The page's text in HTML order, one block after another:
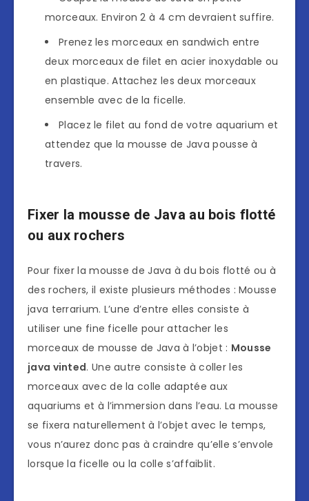
morceaux. Environ 2 à 4 cm devraient suffire.
Prenez les morceaux en sandwich entre
deux morceaux de filet en acier inoxydable ou
en plastique. Attachez les deux morceaux
ensemble avec de la ficelle.
Placez le filet au fond de votre aquarium et
attendez que la mousse de Java pousse à
travers.
Fixer la mousse de Java au bois flotté
ou aux rochers
Pour fixer la mousse de Java à du bois flotté ou à
des rochers, il existe plusieurs méthodes : Mousse
java terrarium. L’une d’entre elles consiste à
utiliser une fine ficelle pour attacher les
morceaux de mousse de Java à l’objet : Mousse
java vinted. Une autre consiste à coller les
morceaux avec de la colle adaptée aux
aquariums et à l’immersion dans l’eau. La mousse
se fixera naturellement à l’objet avec le temps,
vous n’aurez donc pas à craindre qu’elle s’envole
lorsque la ficelle ou la colle s’affaiblit.